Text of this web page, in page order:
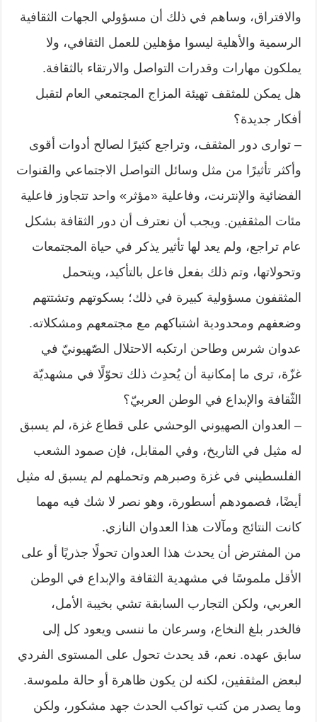
والافتراق، وساهم في ذلك أن مسؤولي الجهات الثقافية
الرسمية والأهلية ليسوا مؤهلين للعمل الثقافي، ولا
يملكون مهارات وقدرات التواصل والارتقاء بالثقافة.
هل يمكن للمثقف تهيئة المزاج المجتمعي العام لتقبل
أفكار جديدة؟
– توارى دور المثقف، وتراجع كثيرًا لصالح أدوات أقوى
وأكثر تأثيرًا من مثل وسائل التواصل الاجتماعي والقنوات
الفضائية والإنترنت، وفاعلية «مؤثر» واحد تتجاوز فاعلية
مئات المثقفين. ويجب أن نعترف أن دور الثقافة بشكل
عام تراجع، ولم يعد لها تأثير يذكر في حياة المجتمعات
وتحولاتها، وتم ذلك بفعل فاعل بالتأكيد، ويتحمل
المثقفون مسؤولية كبيرة في ذلك؛ بسكوتهم وتشتتهم
وضعفهم ومحدودية اشتباكهم مع مجتمعهم ومشكلاته.
عدوان شرس وطاحن ارتكبه الاحتلال الصّهيونيّ في
غزّة، ترى ما إمكانية أن يُحدِث ذلك تحوّلًا في مشهديّة
الثّقافة والإبداع في الوطن العربيّ؟
– العدوان الصهيوني الوحشي على قطاع غزة، لم يسبق
له مثيل في التاريخ، وفي المقابل، فإن صمود الشعب
الفلسطيني في غزة وصبرهم وتحملهم لم يسبق له مثيل
أيضًا، فصمودهم أسطورة، وهو نصر لا شك فيه مهما
كانت النتائج ومآلات هذا العدوان النازي.
من المفترض أن يحدث هذا العدوان تحولًا جذريًا أو على
الأقل ملموسًا في مشهدية الثقافة والإبداع في الوطن
العربي، ولكن التجارب السابقة تشي بخيبة الأمل،
فالخدر بلغ النخاع، وسرعان ما ننسى ويعود كل إلى
سابق عهده. نعم، قد يحدث تحول على المستوى الفردي
لبعض المثقفين، لكنه لن يكون ظاهرة أو حالة ملموسة.
وما يصدر من كتب تواكب الحدث جهد مشكور، ولكن